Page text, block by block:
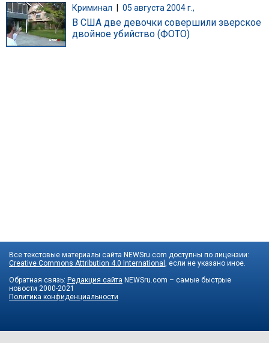
Криминал 05 августа 2004 г.,
В США две девочки совершили зверское
двойное убийство (ФОТО)
Все текстовые материалы сайта NEWSru.com доступны по лицензии:
Creative Commons Attribution 4.0 International , если не указано иное.
Обратная связь: Редакция сайта NEWSru.com – самые быстрые
новости 2000-2021
Политика конфиденциальности